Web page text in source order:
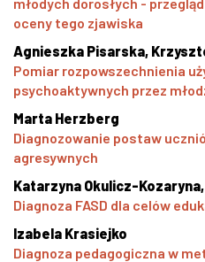
oceny tego zjawiska
Agnieszka Pisarska,
Pomiar rozpowszechnienia
psychoaktywnych przez
Marta Herzberg
Diagnozowanie postaw
agresywnych
Katarzyna Okulicz-
Diagnoza FASD dla celów
Izabela Krasiejko
Diagnoza pedagogiczna w